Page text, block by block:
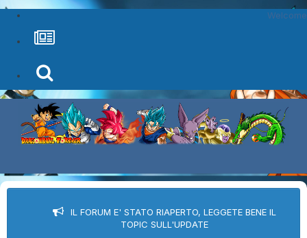
Welcome
IL FORUM E' STATO RIAPERTO, LEGGETE BENE IL
TOPIC SULL'UPDATE